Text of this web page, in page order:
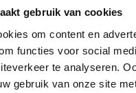
gebruik van cookies
om content en
functies voor social
te analyseren.
gebruik van onze site
gevonden!